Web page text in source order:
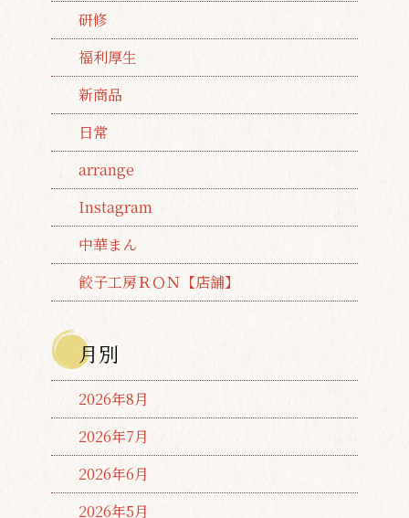
研修
福利厚生
新商品
日常
arrange
Instagram
中華まん
餃子工房ＲＯＮ【店舗】
月別
2026年8月
2026年7月
2026年6月
2026年5月